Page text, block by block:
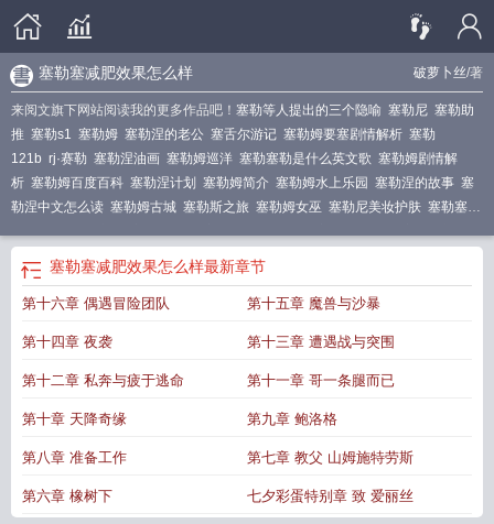
破萝卜丝/著
塞勒塞减肥效果怎么样
来阅文旗下网站阅读我的更多作品吧！ 塞勒等人提出的三个隐喻 塞勒尼 塞勒助
推 塞勒s1 塞勒姆 塞勒涅的老公 塞舌尔游记 塞勒姆要塞剧情解析 塞勒
121b rj·赛勒 塞勒涅油画 塞勒姆巡洋 塞勒塞勒是什么英文歌 塞勒姆剧情解
析 塞勒姆百度百科 塞勒涅计划 塞勒姆简介 塞勒姆水上乐园 塞勒涅的故事 塞
勒涅中文怎么读 塞勒姆古城 塞勒斯之旅 塞勒姆女巫 塞勒尼美妆护肤 塞勒塞减
塞勒塞减肥有效吗 塞勒姆讲了什么 塞勒湦
科 塞勒的三个隐喻
勒姆西游记攻略塞勒晋江 塞勒3分钟漫画书免费观看塞勒姆是什么意思
的塞勒是什么意思 美国学者塞勒的三个隐喻
塞勒塞减肥效果怎么样最新章节
第十六章 偶遇冒险团队 第十五章 魔兽与沙暴
第十四章 夜袭 第十三章 遭遇战与突围
第十二章 私奔与疲于逃命 第十一章 哥一条腿而已
第十章 天降奇缘 第九章 鲍洛格
第八章 准备工作 第七章 教父 山姆施特劳斯
第六章 橡树下 七夕彩蛋特别章 致 爱丽丝